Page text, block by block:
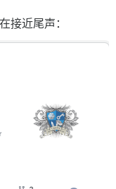
接近尾声：